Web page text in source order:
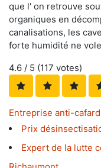
que l' on retrouve
organiques en
canalisations, les
forte humidité ne
4.6 / 5 (117 votes)
Entreprise anti-
Prix
Expert de la lutte